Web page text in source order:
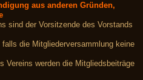
aus anderen Gründen,
sind der Vorsitzende des Vorstands
die Mitgliederversammlung keine
Vereins werden die Mitgliedsbeiträge